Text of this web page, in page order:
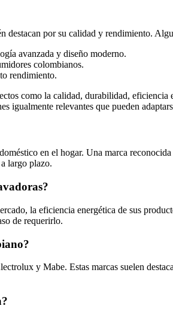
por su calidad y rendimiento.
avanzada y diseño moderno.
colombianos.
rendimiento.
como la calidad, durabilidad,
relevantes que pueden
en el hogar. Una marca
largo plazo.
la eficiencia energética de sus
de requerirlo.
y Mabe. Estas marcas suelen